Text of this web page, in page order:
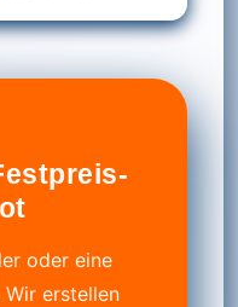
oder eine
Wir erstellen